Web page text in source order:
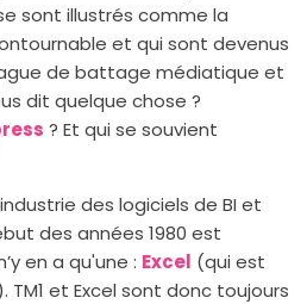
sont illustrés comme la
et qui sont devenus
de battage médiatique et
dit quelque chose ?
? Et qui se souvient
des logiciels de BI et
des années 1980 est
en a qu'une : Excel (qui est
TM1 et Excel sont donc toujours